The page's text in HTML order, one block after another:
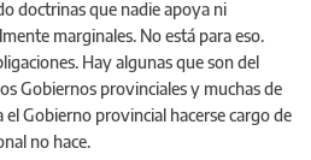
doctrinas que nadie apoya ni
marginales. No está para eso.
Hay algunas que son del
Gobiernos provinciales y muchas de
Gobierno provincial hacerse cargo de
no hace.